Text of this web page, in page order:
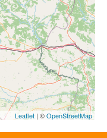
Leaflet | ©OpenStreetMap